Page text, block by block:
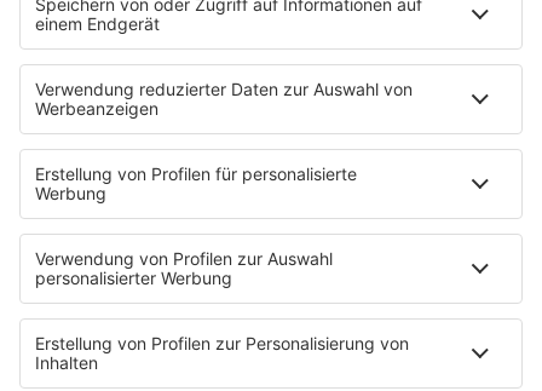
Strandbar
Putzfimmel
Deutschpop
Deutsche Liebeslieder
PODCASTS
Mit den Waffeln einer Frau
Frühstück bei Barbara
Brave & One
NotAufnahme
"Bewerbung und Karriere"
Aber bitte mit Schlager
Erdbeerkäse